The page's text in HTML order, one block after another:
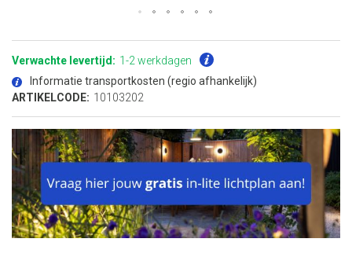
naar
begin
de
afbeeldingen-
Verwachte levertijd: 1-2 werkdagen
Informatie transportkosten (regio afhankelijk)
ARTIKELCODE: 10103202